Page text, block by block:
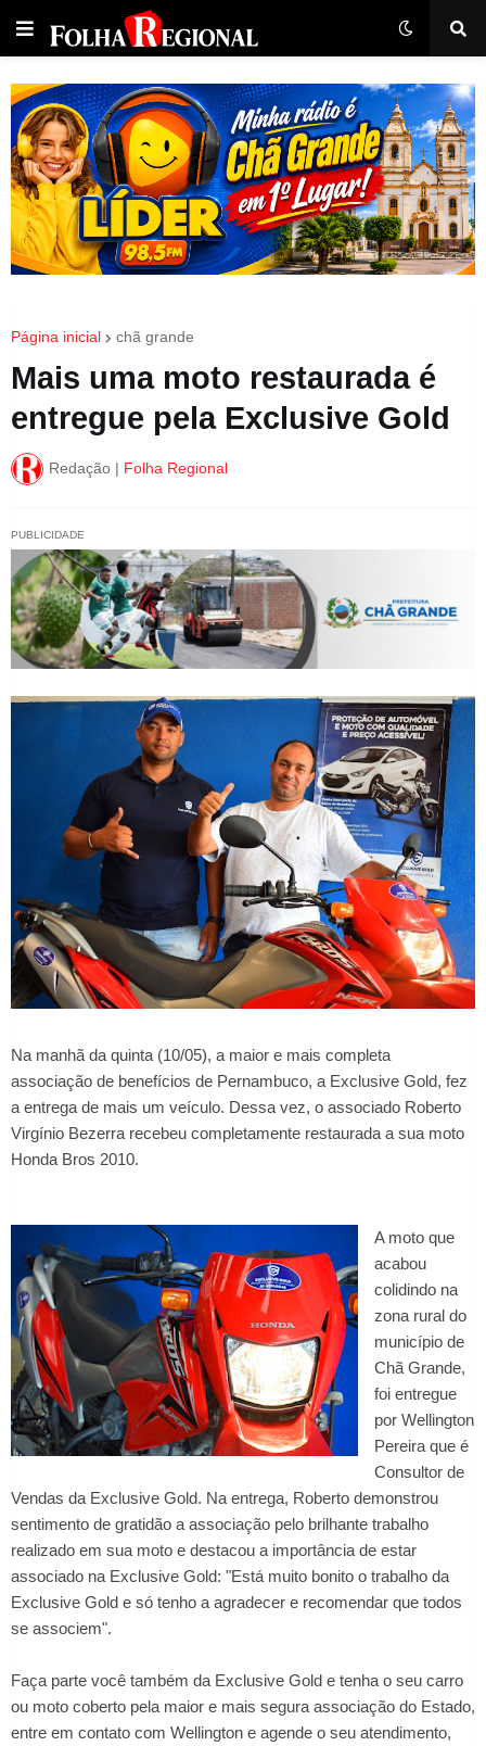
Página inicial chã grande
Mais uma moto restaurada é
entregue pela Exclusive Gold
Redação | Folha Regional
PUBLICIDADE
Na manhã da quinta (10/05), a maior e mais completa
associação de benefícios de Pernambuco, a Exclusive Gold, fez
a entrega de mais um veículo. Dessa vez, o associado Roberto
Virgínio Bezerra recebeu completamente restaurada a sua moto
Honda Bros 2010.
A moto que
acabou
colidindo na
zona rural do
município de
Chã Grande,
foi entregue
por Wellington
Pereira que é
Consultor de
Vendas da Exclusive Gold. Na entrega, Roberto demonstrou
sentimento de gratidão a associação pelo brilhante trabalho
realizado em sua moto e destacou a importância de estar
associado na Exclusive Gold: "Está muito bonito o trabalho da
Exclusive Gold e só tenho a agradecer e recomendar que todos
se associem".
Faça parte você também da Exclusive Gold e tenha o seu carro
ou moto coberto pela maior e mais segura associação do Estado,
entre em contato com Wellington e agende o seu atendimento,